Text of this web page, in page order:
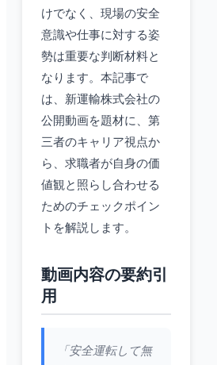
けでなく、現場の安全
意識や仕事に対する姿
勢は重要な判断材料と
なります。本記事で
は、新運輸株式会社の
公開動画を題材に、第
三者のキャリア視点か
ら、求職者が自身の価
値観と照らし合わせる
ためのチェックポイン
トを解説します。
動画内容の要約引
用
「安全運転して無